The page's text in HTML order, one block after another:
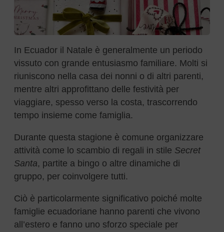
In Ecuador il Natale è generalmente un periodo
vissuto con grande entusiasmo familiare. Molti si
riuniscono nella casa dei nonni o di altri parenti,
mentre altri approfittano delle festività per
viaggiare, spesso verso la costa, trascorrendo
tempo insieme come famiglia.
Durante questa stagione è comune organizzare
attività come lo scambio di regali in stile Secret
Santa, partite a bingo o altre dinamiche di
gruppo, per coinvolgere tutti.
Ciò è particolarmente significativo poiché molte
famiglie ecuadoriane hanno parenti che vivono
all’estero e fanno uno sforzo speciale per